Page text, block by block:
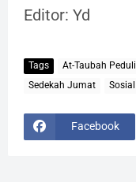
Editor: Yd
Tags At-Taubah Peduli
Sedekah Jumat
Sosial
Facebook